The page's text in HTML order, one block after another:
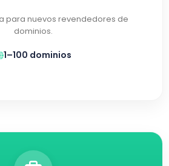
para nuevos revendedores de
dominios.
1–100 dominios